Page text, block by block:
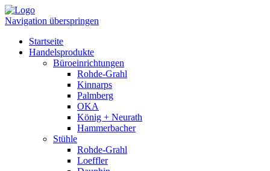
Navigation überspringen
Startseite
Handelsprodukte
Büroeinrichtungen
Rohde-Grahl
Kinnarps
Palmberg
OKA
König + Neurath
Hammerbacher
Stühle
Rohde-Grahl
Loeffler